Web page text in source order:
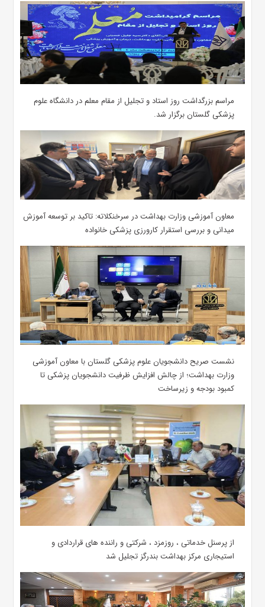
مراسم بزرگداشت روز استاد و تجلیل از مقام معلم در دانشگاه علوم
پزشکی گلستان برگزار شد.‌
معاون آموزشی وزارت بهداشت در سرخنکلاته: تاکید بر توسعه آموزش
میدانی و بررسی استقرار کارورزی پزشکی ‌خانواده
نشست صریح دانشجویان علوم پزشکی گلستان با معاون آموزشی
وزارت بهداشت؛ از چالش افزایش ظرفیت دانشجویان ‌پزشکی تا
کمبود بودجه و زیرساخت
از پرسنل خدماتی ، روزمزد ، شرکتی و راننده های قراردادی و
استیجاری مرکز بهداشت بندرگز تجلیل شد